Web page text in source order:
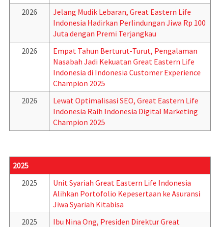
2026
Jelang Mudik Lebaran, Great Eastern Life
Indonesia Hadirkan Perlindungan Jiwa Rp 100
Juta dengan Premi Terjangkau
2026
Empat Tahun Berturut-Turut, Pengalaman
Nasabah Jadi Kekuatan Great Eastern Life
Indonesia di Indonesia Customer Experience
Champion 2025
2026
Lewat Optimalisasi SEO, Great Eastern Life
Indonesia Raih Indonesia Digital Marketing
Champion 2025
2025
2025
Unit Syariah Great Eastern Life Indonesia
Alihkan Portofolio Kepesertaan ke Asuransi
Jiwa Syariah Kitabisa
2025
Ibu Nina Ong, Presiden Direktur Great